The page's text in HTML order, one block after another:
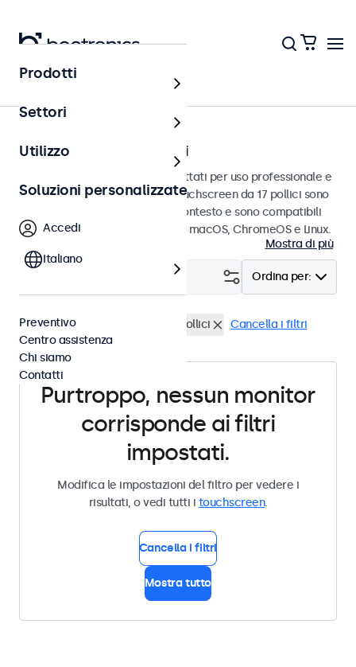
Home
Touchscreen da 17 pollici
Touchscreen da 17 pollici progettati per uso professionale e
uso continuo. Questi monitor touchscreen da 17 pollici sono
facili da integrare in qualsiasi contesto e sono compatibili
con i sistemi operativi Windows, macOS, ChromeOS e Linux.
Mostra di più
Ordina per:
BNC (CVBS) Touchscreen 17 pollici Cancella i filtri
Purtroppo, nessun monitor
corrisponde ai filtri
impostati.
Modifica le impostazioni del filtro per vedere i
risultati, o vedi tutti i touchscreen.
Cancella i filtri
Mostra tutto
Prodotti
Settori
Utilizzo
Soluzioni personalizzate
Accedi
Italiano
Preventivo
Centro assistenza
Chi siamo
Contatti